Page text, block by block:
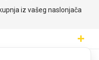
iz vašeg naslonjača
Some Space